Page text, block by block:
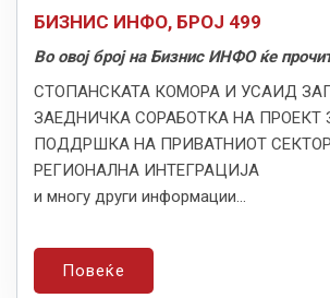
БИЗНИС ИНФО, БРОЈ 499
Во овој број на Бизнис ИНФО ќе
СТОПАНСКАТА КОМОРА И УСАИД
ЗАЕДНИЧКА СОРАБОТКА НА ПРОЕКТ
ПОДДРШКА НА ПРИВАТНИОТ
РЕГИОНАЛНА ИНТЕГРАЦИЈА
и многу други информации...
Повеќе